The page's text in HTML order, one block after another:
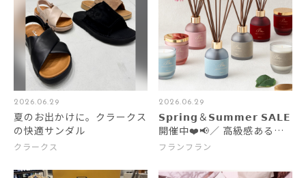
2026.06.29
夏のお出かけに。クラークス
の快適サンダル
クラークス
2026.06.29
𝗦𝗽𝗿𝗶𝗻𝗴＆𝗦𝘂𝗺𝗺𝗲𝗿 𝗦𝗔𝗟𝗘
開催中❤️📢／ 高級感あるシ
ックなデザインのルームフレ
フランフラン